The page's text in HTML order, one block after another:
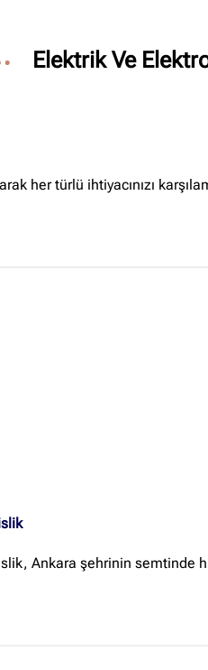
Elektrik Ve
her türlü ihtiyacınızı
Ankara şehrinin semtinde
🔍
İstanbul Firmaları